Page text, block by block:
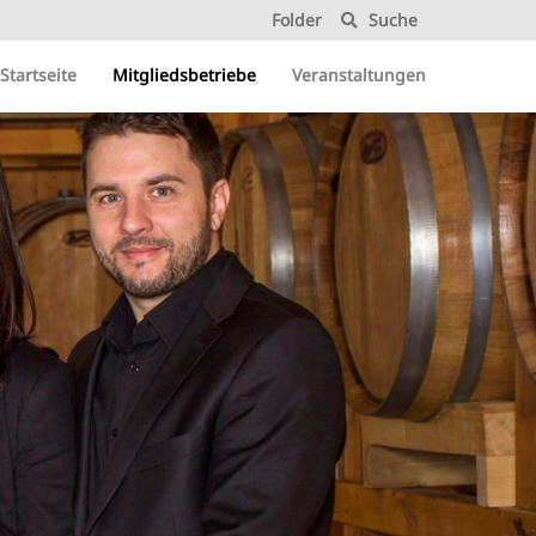
Folder Suche
Startseite Mitgliedsbetriebe Veranstaltungen